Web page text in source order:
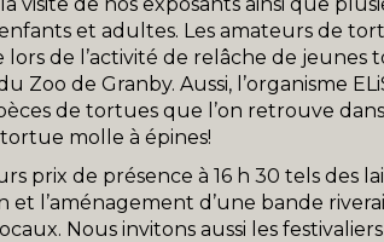
et adultes. Les amateurs de
de l’activité de relâche de jeunes
de Granby. Aussi, l’organisme
de tortues que l’on retrouve
molle à épines!
prix de présence à 16 h 30 tels des
l’aménagement d’une bande
Nous invitons aussi les